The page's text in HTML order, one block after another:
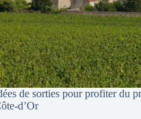
de sorties pour profiter du
d’Or